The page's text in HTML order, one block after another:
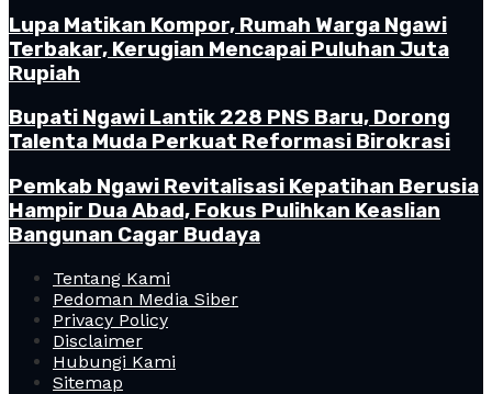
Lupa Matikan Kompor, Rumah Warga Ngawi
Terbakar, Kerugian Mencapai Puluhan Juta
Rupiah
Bupati Ngawi Lantik 228 PNS Baru, Dorong
Talenta Muda Perkuat Reformasi Birokrasi
Pemkab Ngawi Revitalisasi Kepatihan Berusia
Hampir Dua Abad, Fokus Pulihkan Keaslian
Bangunan Cagar Budaya
Tentang Kami
Pedoman Media Siber
Privacy Policy
Disclaimer
Hubungi Kami
Sitemap